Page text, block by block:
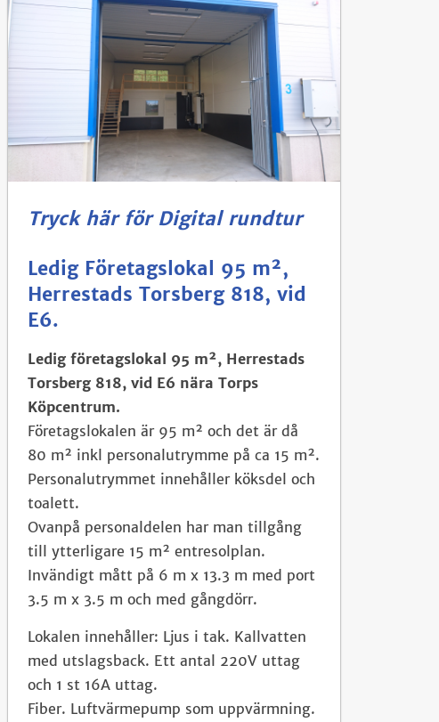
Tryck här för Digital rundtur
Ledig Företagslokal 95 m²,
Herrestads Torsberg 818, vid
E6.
Ledig företagslokal 95 m², Herrestads
Torsberg 818, vid E6 nära Torps
Köpcentrum.
Företagslokalen är 95 m² och det är då
80 m² inkl personalutrymme på ca 15 m².
Personalutrymmet innehåller köksdel och
toalett.
Ovanpå personaldelen har man tillgång
till ytterligare 15 m² entresolplan.
Invändigt mått på 6 m x 13.3 m med port
3.5 m x 3.5 m och med gångdörr.
Lokalen innehåller: Ljus i tak. Kallvatten
med utslagsback. Ett antal 220V uttag
och 1 st 16A uttag.
Fiber. Luftvärmepump som uppvärmning.